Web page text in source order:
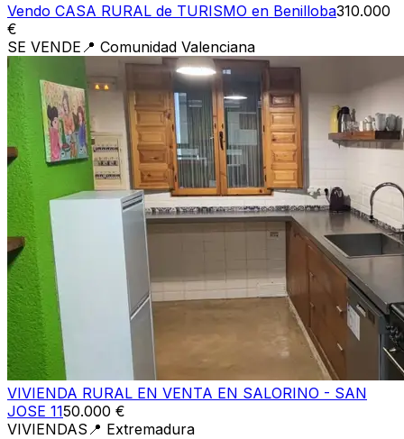
Vendo CASA RURAL de TURISMO en Benilloba310.000
€
SE VENDE 📍 Comunidad Valenciana
VIVIENDA RURAL EN VENTA EN SALORINO - SAN
JOSE 1150.000 €
VIVIENDAS 📍 Extremadura